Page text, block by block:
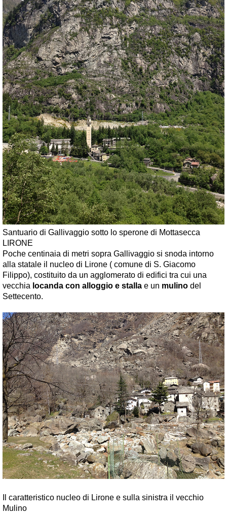
Santuario di Gallivaggio sotto lo sperone di Mottasecca
LIRONE
Poche centinaia di metri sopra Gallivaggio si snoda intorno
alla statale il nucleo di Lirone ( comune di S. Giacomo
Filippo), costituito da un agglomerato di edifici tra cui una
vecchia locanda con alloggio e stalla e un mulino del
Settecento.
Il caratteristico nucleo di Lirone e sulla sinistra il vecchio
Mulino